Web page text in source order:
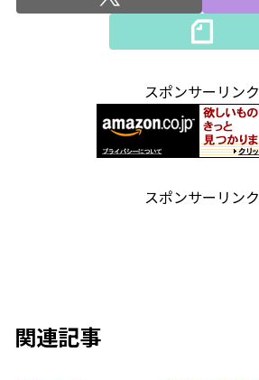
スポンサーリンク
スポンサーリンク
関連記事